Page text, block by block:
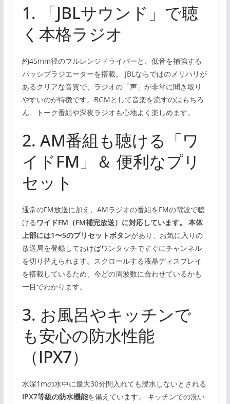
1. 「JBLサウンド」で聴
く本格ラジオ
約45mm径のフルレンジドライバーと、低音を補強する
パッシブラジエーターを搭載。 JBLならではのメリハリが
あるクリアな音質で、ラジオの「声」が非常に聞き取り
やすいのが特徴です。BGMとして音楽を流すのはもちろ
ん、トーク番組や深夜ラジオも心地よく楽しめます。
2. AM番組も聴ける「ワ
イドFM」＆ 便利なプリ
セット
通常のFM放送に加え、AMラジオの番組をFMの電波で聴
ける ワイドFM（FM補完放送）に対応しています。 本体
上部には1〜5のプリセットボタンがあり、お気に入りの
放送局を登録しておけばワンタッチですぐにチャンネル
を切り替えられます。スクロールする液晶ディスプレイ
を搭載しているため、今どの周波数に合わせているかも
一目でわかります。
3. お風呂やキッチンで
も安心の防水性能
（IPX7）
水深1mの水中に最大30分間入れても浸水しないとされる
IPX7等級の防水機能を備えています。 キッチンでの洗い